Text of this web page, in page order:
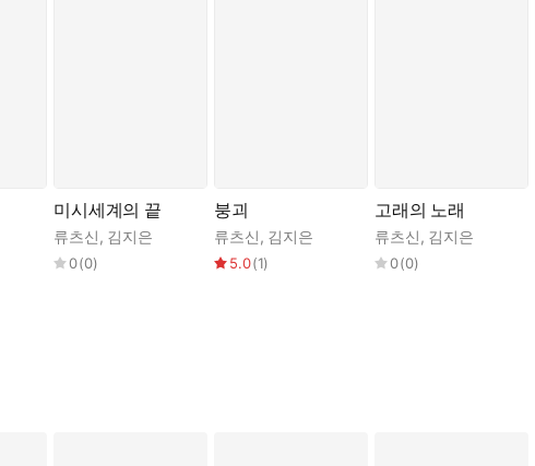
미시세계의 끝
류츠신, 김지은
0(0)
붕괴
류츠신, 김지은
5.0(1)
고래의 노래
류츠신, 김지은
0(0)